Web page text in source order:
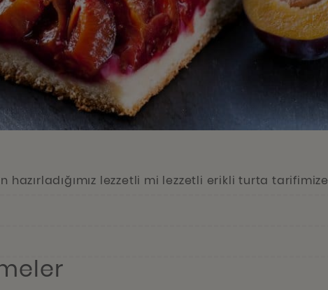
hazırladığımız lezzetli mi lezzetli erikli turta tarifimize